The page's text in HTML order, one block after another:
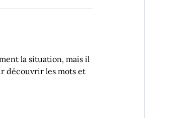
la situation, mais il
découvrir les mots et